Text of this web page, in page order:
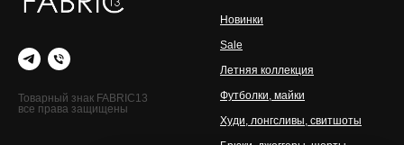
Товарный знак FABRIC13
все права защищены
Новинки
Sale
Летняя коллекция
Футболки, майки
Худи, лонгсливы, свитшоты